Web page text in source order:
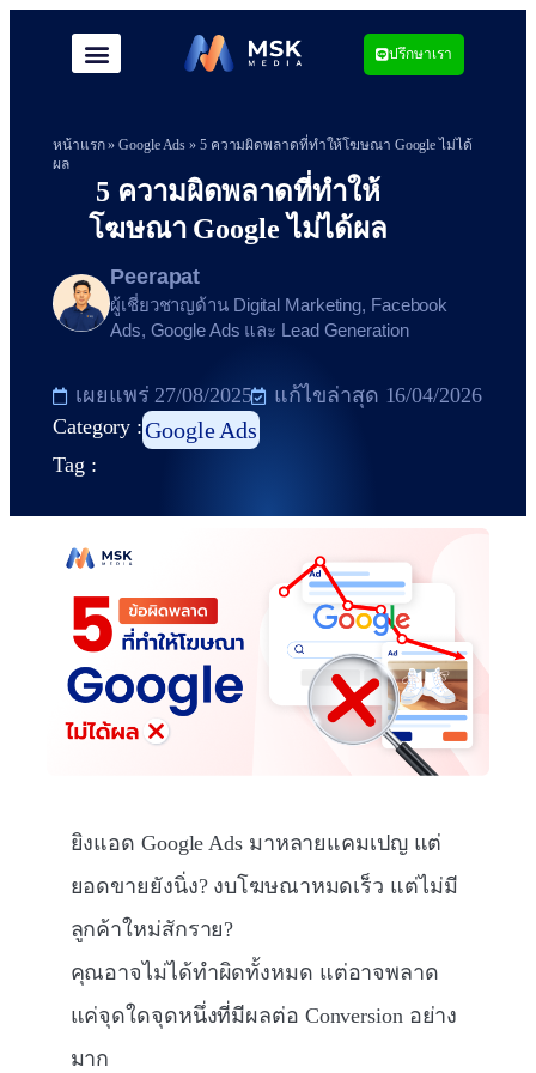
ปรึกษาเรา
หน้าแรก»Google Ads » 5 ความผิดพลาดที่ทำให้โฆษณา Google ไม่ได้
ผล
5 ความผิดพลาดที่ทำให้
โฆษณา Google ไม่ได้ผล
Peerapat
ผู้เชี่ยวชาญด้าน Digital Marketing, Facebook
Ads, Google Ads และ Lead Generation
เผยแพร่ 27/08/2025
แก้ไขล่าสุด 16/04/2026
Category :Google Ads
Tag :
ยิงแอด Google Ads มาหลายแคมเปญ แต่
ยอดขายยังนิ่ง? งบโฆษณาหมดเร็ว แต่ไม่มี
ลูกค้าใหม่สักราย?
คุณอาจไม่ได้ทำผิดทั้งหมด แต่อาจพลาด
แค่จุดใดจุดหนึ่งที่มีผลต่อ Conversion อย่าง
มาก